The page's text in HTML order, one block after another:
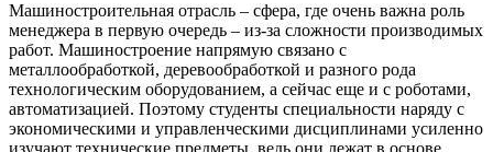
Машиностроительная отрасль – сфера, где очень важна роль
менеджера в первую очередь – из-за сложности производимых
работ. Машиностроение напрямую связано с
металлообработкой, деревообработкой и разного рода
технологическим оборудованием, а сейчас еще и с роботами,
автоматизацией. Поэтому студенты специальности наряду с
экономическими и управленческими дисциплинами усиленно